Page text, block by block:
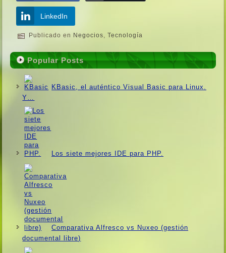
LinkedIn
Publicado en Negocios,Tecnologí­a
Popular Posts
KBasic, el auténtico Visual Basic para Linux.
Y…
Los siete mejores IDE para PHP.
Comparativa Alfresco vs Nuxeo (gestión
documental libre)